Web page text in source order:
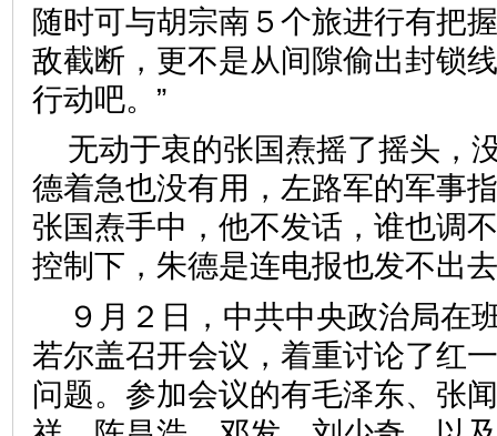
随时可与胡宗南５个旅进行有把
敌截断，更不是从间隙偷出封锁
行动吧。”
无动于衷的张国焘摇了摇头，
德着急也没有用，左路军的军事
张国焘手中，他不发话，谁也调
控制下，朱德是连电报也发不出
９月２日，中共中央政治局在
若尔盖召开会议，着重讨论了红
问题。参加会议的有毛泽东、张